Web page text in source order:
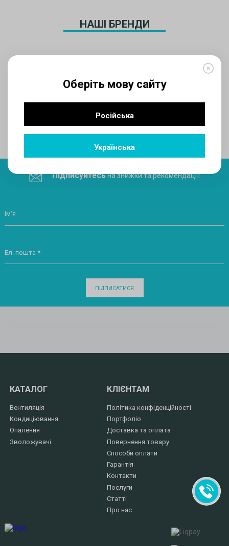
Оберіть мову сайту
Російська
Українська
НАШІ БРЕНДИ
Поділитеся посиланням у соціальних мережах
Підписуйтесьна знижки та рекомендації:
Ім'я
Ел. пошта *
ПІДПИСАТИСЯ
КАТАЛОГ
Вентиляція
Кондиціювання
Опалення
Зволожувачі
КЛІЄНТАМ
Політика конфіденційності
Портфоліо
Доставка та оплата
Повернення товару
Способи оплати
Гарантія
Контакти
Послуги
Статті
Про нас